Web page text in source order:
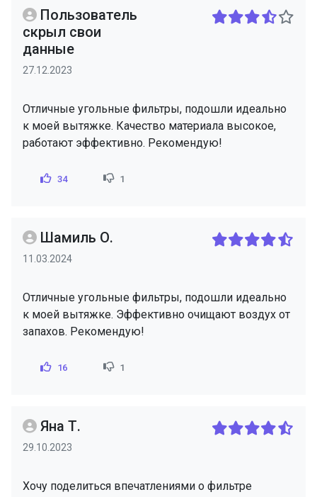
Пользователь
скрыл свои
данные
27.12.2023
Отличные угольные фильтры, подошли идеально
к моей вытяжке. Качество материала высокое,
работают эффективно. Рекомендую!
34 1
Шамиль О.
11.03.2024
Отличные угольные фильтры, подошли идеально
к моей вытяжке. Эффективно очищают воздух от
запахов. Рекомендую!
16 1
Яна Т.
29.10.2023
Хочу поделиться впечатлениями о фильтре